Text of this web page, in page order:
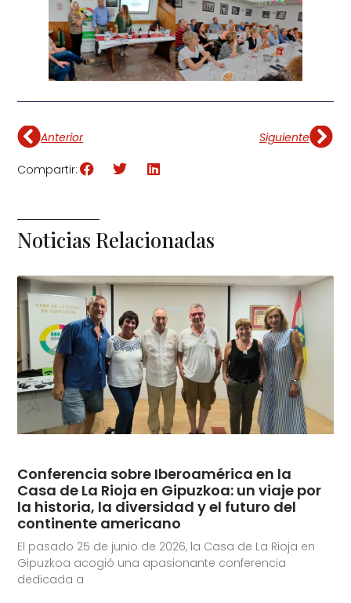
Anterior Siguiente
Compartir:
Noticias Relacionadas
Conferencia sobre Iberoamérica en la
Casa de La Rioja en Gipuzkoa: un viaje por
la historia, la diversidad y el futuro del
continente americano
El pasado 25 de junio de 2026, la Casa de La Rioja en
Gipuzkoa acogió una apasionante conferencia
dedicada a